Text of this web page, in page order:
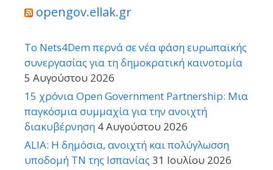
opengov.ellak.gr
Το Nets4Dem περνά σε νέα φάση ευρωπαϊκής
συνεργασίας για τη δημοκρατική καινοτομία
5 Αυγούστου 2026
15 χρόνια Open Government Partnership: Μια
παγκόσμια συμμαχία για την ανοιχτή
διακυβέρνηση 4 Αυγούστου 2026
ALIA: Η δημόσια, ανοιχτή και πολύγλωσση
υποδομή ΤΝ της Ισπανίας 31 Ιουλίου 2026